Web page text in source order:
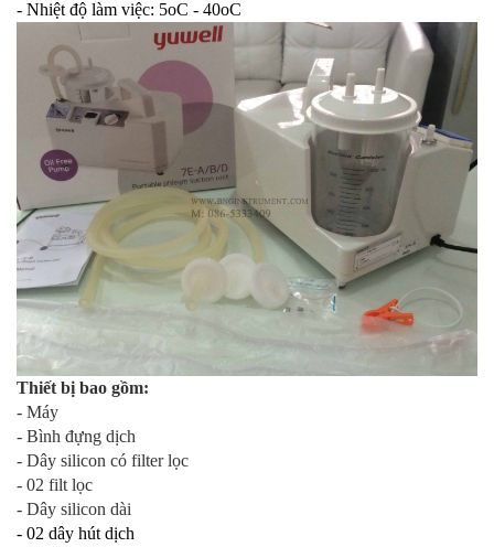
- Nhiệt độ làm việc: 5oC - 40oC
Thiết bị bao gồm:
- Máy
- Bình đựng dịch
- Dây silicon có filter lọc
- 02 filt lọc
- Dây silicon dài
- 02 dây hút dịch